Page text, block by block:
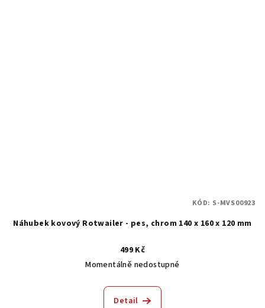
Náhubek kovový Rotwailer - pes, chrom 140 x 160 x 120 mm
499 Kč
Momentálně nedostupné
Detail
KÓD: S-MVS00923